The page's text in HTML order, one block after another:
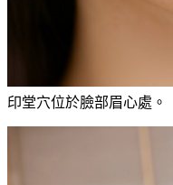
印堂穴位於臉部眉心處。